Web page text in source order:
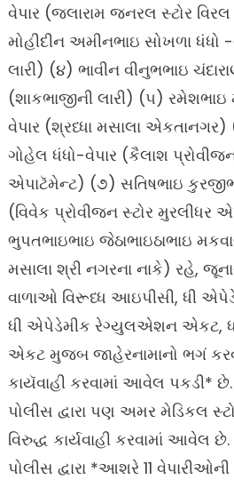
વેપાર (જલારામ જનરલ સ્ટોર
મોહીદીન અમીનભાઇ સોખળા ધંધો
લારી) (૪) ભાવીન વીનુભભાઇ
(શાકભાજીની લારી) (૫)
વેપાર (શ્રધ્ધા મસાલા
ગોહેલ ધંધો-વેપાર (કૈલાશ
એપાટૅમેન્ટ) (૭) સતિષભાઇ
(વિવેક પ્રોવીજન સ્ટોર મુરલીધર
ભુપતભાઇભાઇ જેઠાભાઇઠાભાઇ
મસાલા શ્રી નગરના નાકે) રહે,
વાળાઓ વિરૂધ્ધ આઇપીસી, ધી
ધી એપેડેમીક રેગ્યુલએશન એકટ,
એકટ મુજબ જાહેરનામાનો ભગં
કાયૅવાહી કરવામાં આવેલ પકડી*
પોલીસ દ્વારા પણ અમર મેડિકલ
વિરુદ્ધ કાર્યવાહી કરવામાં
પોલીસ દ્વારા *આશરે 11